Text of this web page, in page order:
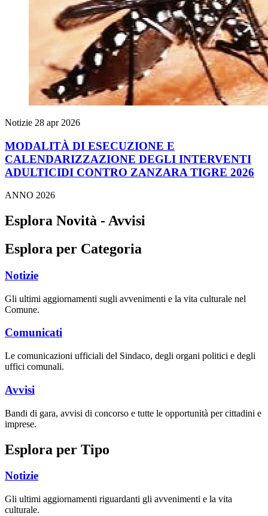
Notizie 28 apr 2026
MODALITÀ DI ESECUZIONE E
CALENDARIZZAZIONE DEGLI INTERVENTI
ADULTICIDI CONTRO ZANZARA TIGRE 2026
ANNO 2026
Esplora Novità - Avvisi
Esplora per Categoria
Notizie
Gli ultimi aggiornamenti sugli avvenimenti e la vita culturale nel
Comune.
Comunicati
Le comunicazioni ufficiali del Sindaco, degli organi politici e degli
uffici comunali.
Avvisi
Bandi di gara, avvisi di concorso e tutte le opportunità per cittadini e
imprese.
Esplora per Tipo
Notizie
Gli ultimi aggiornamenti riguardanti gli avvenimenti e la vita
culturale.